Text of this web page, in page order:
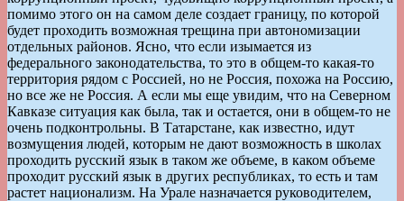
помимо этого он на самом деле создает границу, по которой
будет проходить возможная трещина при автономизации
отдельных районов. Ясно, что если изымается из
федерального законодательства, то это в общем-то какая-то
территория рядом с Россией, но не Россия, похожа на Россию,
но все же не Россия. А если мы еще увидим, что на Северном
Кавказе ситуация как была, так и остается, они в общем-то не
очень подконтрольны. В Татарстане, как известно, идут
возмущения людей, которым не дают возможность в школах
проходить русский язык в таком же объеме, в каком объеме
проходит русский язык в других республиках, то есть и там
растет национализм. На Урале назначается руководителем,